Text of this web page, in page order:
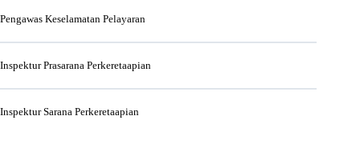
Pengawas Keselamatan Pelayaran
Inspektur Prasarana Perkeretaapian
Inspektur Sarana Perkeretaapian